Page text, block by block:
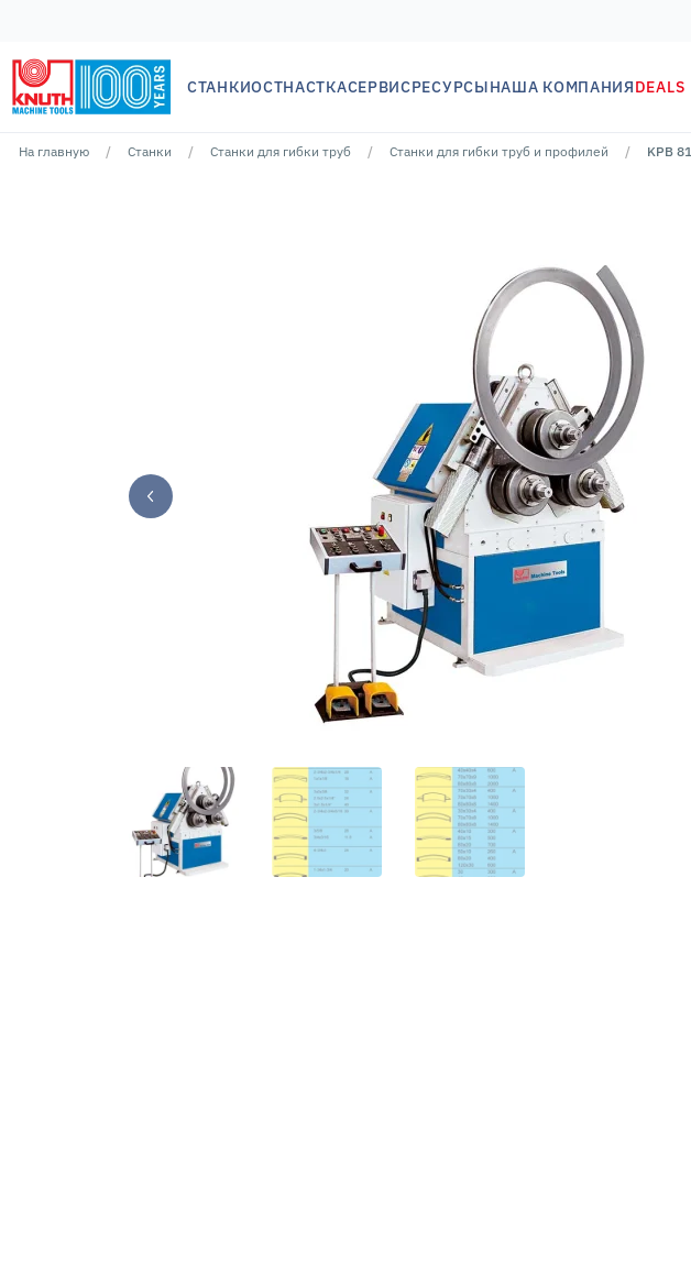
СТАНКИОСТНАСТКАСЕРВИСРЕСУРСЫНАША КОМПАНИЯDEALS
На главную Cтанки Станки для гибки труб Станки для гибки труб и профилей KPB 81